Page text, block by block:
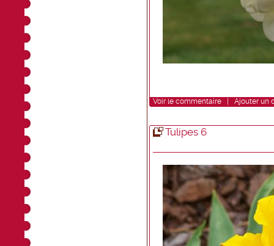
Voir le commentaire Ajouter un
Tulipes 6